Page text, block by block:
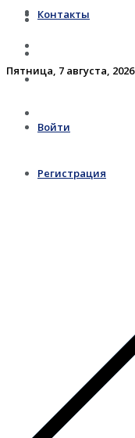
Контакты
Пятница, 7 августа, 2026
Войти
Регистрация